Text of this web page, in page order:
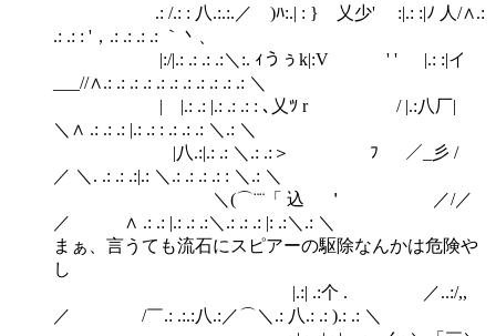
.: /.: : 八.:.:.／ )ﾊ:.| : } 乂少' :|.: :|ﾉ 人/∧.:
.: .: : '，.: .: .: .: ｀丶、
|:/|.: .: .: .:＼:. ｨうぅk|:V ' ' |.: :|イ
___//∧.: .: .: .: .: .: .: .: .: .: .: ＼
| |.: .: |.: .: .: : ､乂ﾂ r / |.:八厂|
＼∧ .: .: .: |.: .: : .: .: .: ＼.: ＼
|八.:|.: .: ＼.: .:＞ ﾌ ／_彡 /
／ ＼. .: .: .:|.: ＼.: .: .: .: : ＼.: ＼
＼(⌒¨¨「 込 ＇ ／/／
／ ∧ .: .: |.: .: .:＼.: .: .: |: .:＼.: ＼
まぁ、言うても流石にスピアーの駆除なんかは危険や
し
|.:| .:个 . ／..:/,,
／ /￣.: .:.:八.:／⌒＼.: 八.: .: ).: .: ＼